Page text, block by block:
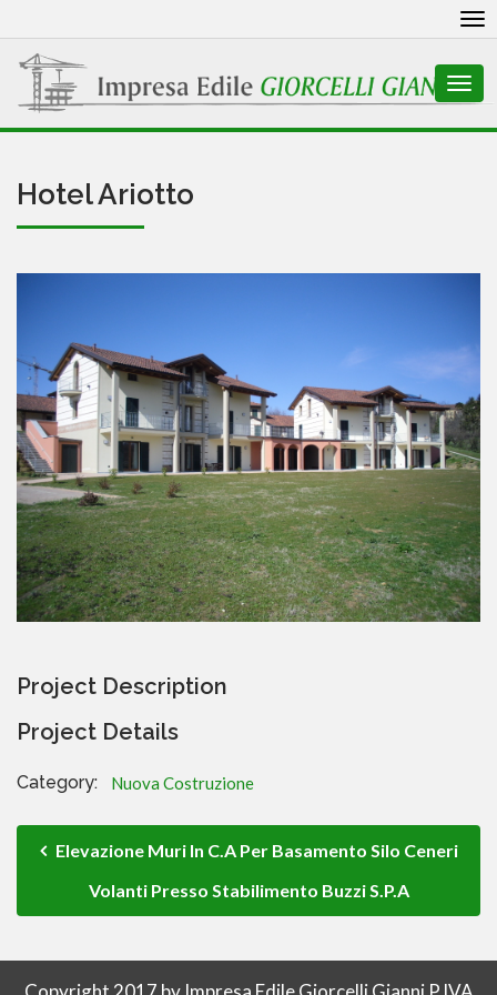
Hotel Ariotto
Project Description
Project Details
Category: Nuova Costruzione
Elevazione Muri In C.a Per Basamento Silo Ceneri
Volanti Presso Stabilimento Buzzi S.p.a